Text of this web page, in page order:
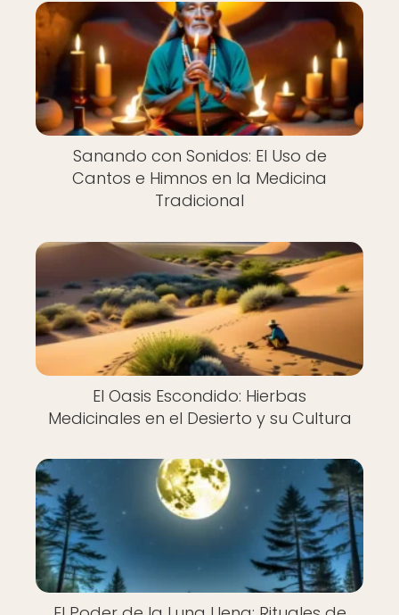
Sanando con Sonidos: El Uso de
Cantos e Himnos en la Medicina
Tradicional
El Oasis Escondido: Hierbas
Medicinales en el Desierto y su Cultura